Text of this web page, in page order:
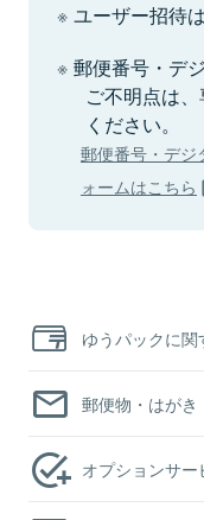
ユーザー招待
郵便番号・デ
ご不明点は
ください。
郵便番号・デジ
ォームはこちら
ゆうパックに
郵便物・はが
オプションサ